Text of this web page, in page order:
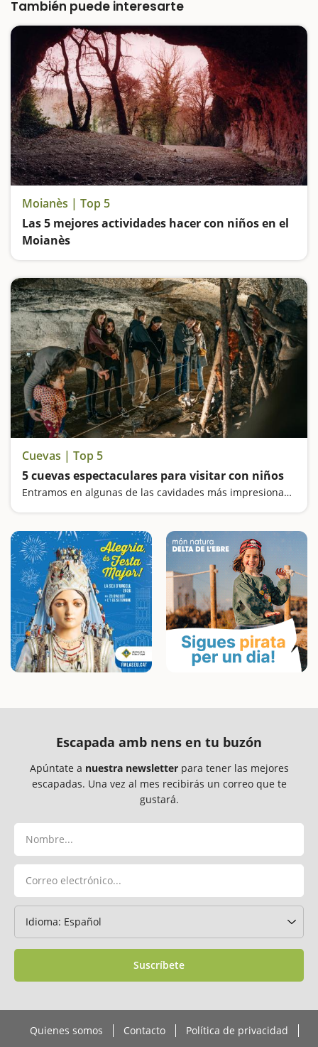
También puede interesarte
Moianès | Top 5
Las 5 mejores actividades hacer con niños en el
Moianès
Cuevas | Top 5
5 cuevas espectaculares para visitar con niños
Entramos en algunas de las cavidades más impresionantes. No os olvidéis la linterna, nos vamos a explorar
Escapada amb nens en tu buzón
Apúntate a nuestra newsletterpara tener las mejores
escapadas. Una vez al mes recibirás un correo que te
gustará.
Suscríbete
Quienes somos Contacto
Política de privacidad